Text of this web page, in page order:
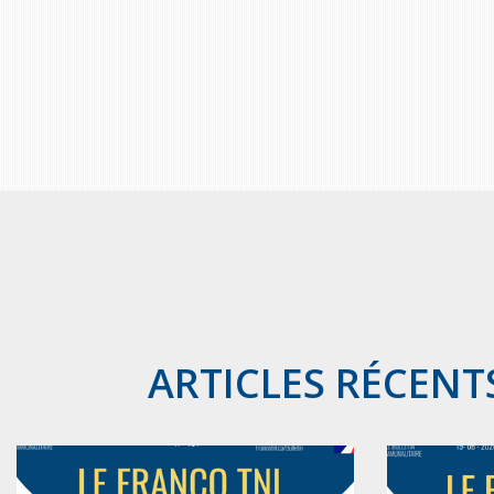
ARTICLES